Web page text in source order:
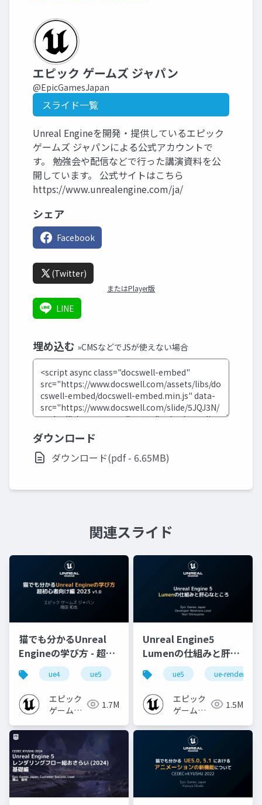
エピック ゲームズ ジャパン
@EpicGamesJapan
スライド一覧
Unreal Engineを開発・提供しているエピック
ゲームズ ジャパンによる公式アカウントで
す。 勉強会や配信などで行った講演資料を公
開しています。 公式サイトはこちら
https://www.unrealengine.com/ja/
シェア
Facebook
(Twitter)
またはPlayer版
LINE
埋め込む »CMSなどでJSが使えない場合
ダウンロード
ダウンロード(pdf - 6.65MB)
関連スライド
猫でも分かるUnreal
Engineの学び方 - 超初
心者向け編 - 2023 v1.0
ue4 ue5 ue-beginner
エピック
ゲームズ
1.7M
Unreal Engine5
Lumenの仕組みと肝心
なところ
ue5 ue-rendering
エピック
ゲームズ
1.5M